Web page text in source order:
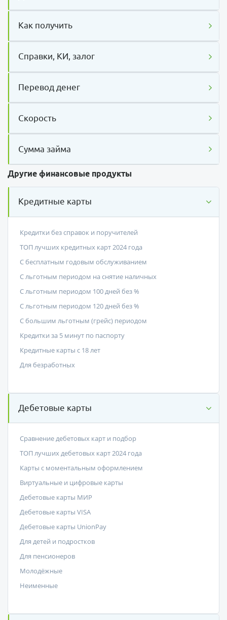
Как получить
Справки, КИ, залог
Перевод денег
Скорость
Сумма займа
Другие финансовые продукты
Кредитные карты
Кредитки без справок и поручителей
ТОП лучших кредитных карт 2024 года
С бесплатным годовым обслуживанием
С льготным периодом на снятие наличных
С льготным периодом 100 дней без %
С льготным периодом 120 дней без %
С большим льготным (грейс) периодом
Кредитки за 5 минут по паспорту
Кредитные карты с 18 лет
Для безработных
Дебетовые карты
Сравнение дебетовых карт и подбор
ТОП лучших дебетовых карт 2024 года
Карты с моментальным оформлением
Виртуальные и цифровые карты
Дебетовые карты МИР
Дебетовые карты VISA
Дебетовые карты UnionPay
Для детей и подростков
Для пенсионеров
Молодёжные
Неименные